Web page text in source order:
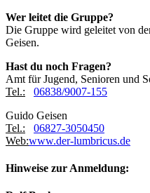
Wer leitet die Gruppe?
Die Gruppe wird geleitet von
Geisen.
Hast du noch Fragen?
Amt für Jugend, Senioren und
Tel.:
06838/9007-155
Guido Geisen
Tel.:
06827-3050450
Web:www.der-lumbricus.de
Hinweise zur Anmeldung: